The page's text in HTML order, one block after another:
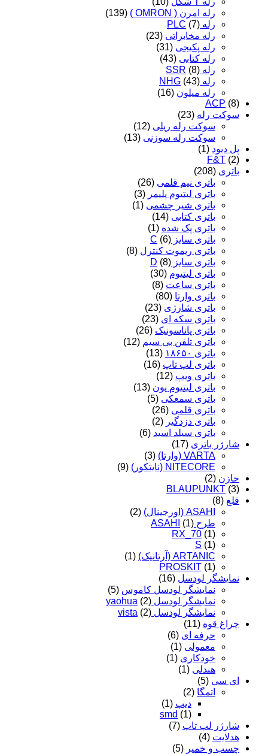
رله امرن ( OMRON )
(139)
رله PLC (7)
رله مخابراتی (23)
رله پکیجی (31)
رله کتابی (43)
رله SSR (8)
رله NHG (43)
رله میلون (16)
ACP (8)
سوکت رله (23)
سوکت رله ریلی (12)
سوکت رله سوزنی (13)
پل دیود (1)
F&T (2)
باتری (208)
باتری نیم قلمی (26)
باتری لیتیوم پلیمر (3)
باتری شیر چشمی (1)
باتری کتابی (14)
باتری پک شده (1)
باتری سایز C (6)
باتری ریموت کنترل (8)
باتری سایز D (8)
باتری لیتیوم (30)
باتری ساعت (8)
باتری وارتا (80)
باتری شارژی (23)
باتری سکه ای (23)
باتری پاناسونیک (26)
باتری تلفن بی سیم (12)
باتری ۱۸۶۵۰
(13)
باتری لپ تاپ (16)
باتری ویپ (12)
باتری لیتیوم یون (13)
باتری سمعکی (5)
باتری قلمی (26)
باتری دزدگیر (2)
باتری سیلد اسید (6)
شارژر باتری (17)
VARTA (وارتا)
(3)
NITECORE (نایتکور)
(9)
خازن (2)
BLAUPUNKT (3)
قلع (8)
ASAHI (اورجینال)
(2)
طرح ASAHI (1)
RX_70 (1)
S (1)
ARTANIC (آرتانیک)
(1)
PROSKIT (1)
نمایشگر لودسل (16)
نمایشگر لودسل کاموس (5)
نمایشگر لودسل yaohua (2)
نمایشگر لودسل vista (2)
چراغ قوه (11)
حرفه ای (6)
معمولی (1)
خودکاری (1)
هندلی (1)
ای سی (5)
اتمگا (2)
دیپ (1)
smd (1)
شارژر لپ تاپ (7)
هدلایت (4)
چسب و خمیر (5)